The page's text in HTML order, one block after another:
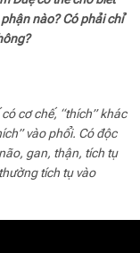
nào? Có phải chỉ
cơ chế, “thích” khác
vào phổi. Có độc
gan, thận, tích tụ
tích tụ vào